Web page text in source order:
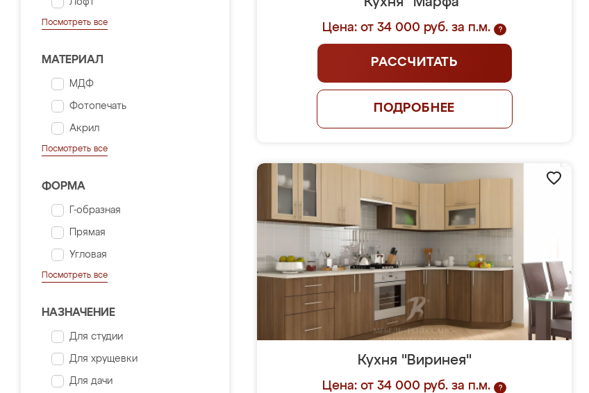
Лофт
Посмотреть все
МАТЕРИАЛ
МДФ
Фотопечать
Акрил
Посмотреть все
ФОРМА
Г-образная
Прямая
Угловая
Посмотреть все
НАЗНАЧЕНИЕ
Для студии
Для хрущевки
Для дачи
Цена: от 34 000 руб. за п.м. ?
РАССЧИТАТЬ
ПОДРОБНЕЕ
Кухня "Виринея"
Цена: от 34 000 руб. за п.м. ?